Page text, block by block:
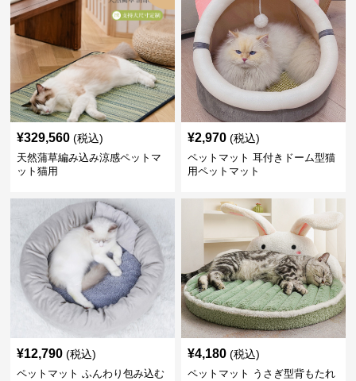
¥329,560 (税込)
天然蒲草編み込み涼感ペットマ
ット猫用
¥2,970 (税込)
ペットマット 耳付きドーム型猫
用ペットマット
¥12,790 (税込)
ペットマット ふんわり包み込む
¥4,180 (税込)
ペットマット うさぎ型背もたれ